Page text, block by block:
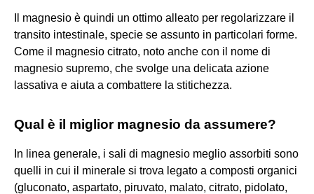
Il magnesio è quindi un ottimo alleato per regolarizzare il
transito intestinale, specie se assunto in particolari forme.
Come il magnesio citrato, noto anche con il nome di
magnesio supremo, che svolge una delicata azione
lassativa e aiuta a combattere la stitichezza.
Qual è il miglior magnesio da assumere?
In linea generale, i sali di magnesio meglio assorbiti sono
quelli in cui il minerale si trova legato a composti organici
(gluconato, aspartato, piruvato, malato, citrato, pidolato,